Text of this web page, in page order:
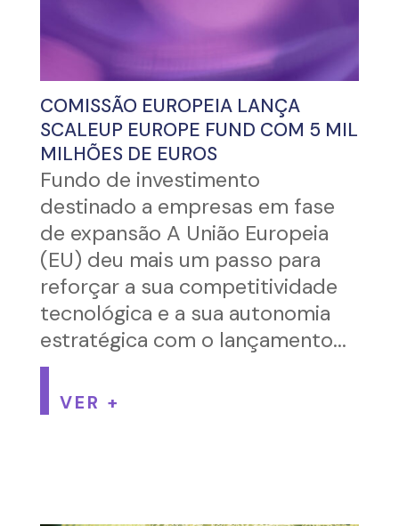
COMISSÃO EUROPEIA LANÇA
SCALEUP EUROPE FUND COM 5 MIL
MILHÕES DE EUROS
Fundo de investimento
destinado a empresas em fase
de expansão A União Europeia
(EU) deu mais um passo para
reforçar a sua competitividade
tecnológica e a sua autonomia
estratégica com o lançamento...
VER +